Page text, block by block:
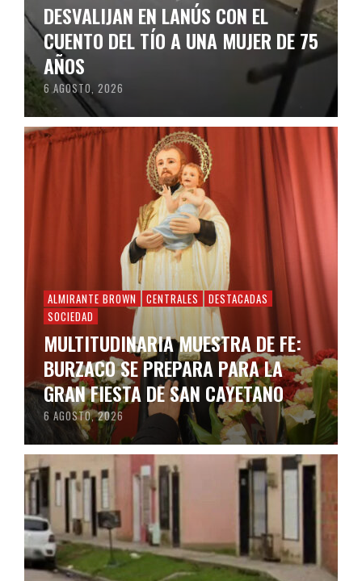
DESVALIJAN EN LANÚS CON EL
CUENTO DEL TÍO A UNA MUJER DE 75
AÑOS
6 AGOSTO, 2026
ALMIRANTE BROWN CENTRALES
DESTACADAS
SOCIEDAD
MULTITUDINARIA MUESTRA DE FE:
BURZACO SE PREPARA PARA LA
GRAN FIESTA DE SAN CAYETANO
6 AGOSTO, 2026